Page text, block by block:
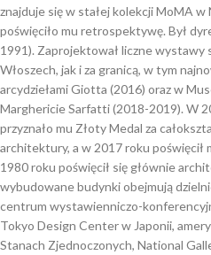
znajduje się w stałej kolekcji MoMA
poświęciło mu retrospektywę. Był
1991). Zaprojektował liczne
Włoszech, jak i za granicą, w tym
arcydziełami Giotta (2016) oraz w
Marghericie Sarfatti (2018-2019). W
przyznało mu Złoty Medal za
architektury, a w 2017 roku
1980 roku poświęcił się głównie
wybudowane budynki obejmują
centrum wystawienniczo-
Tokyo Design Center w Japonii,
Stanach Zjednoczonych, National